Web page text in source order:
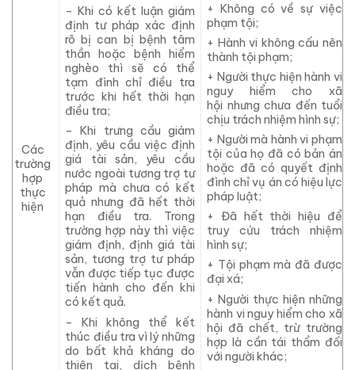
Các
trường
hợp
thực
hiện
– Khi có kết luận giám
định tư pháp xác định
rõ bị can bị bệnh tâm
thần hoặc bệnh hiểm
nghèo thì sẽ có thể
tạm đình chỉ điều tra
trước khi hết thời hạn
điều tra;
– Khi trưng cầu giám
định, yêu cầu việc định
giá tài sản, yêu cầu
nước ngoài tương trợ tư
pháp mà chưa có kết
quả nhưng đã hết thời
hạn điều tra. Trong
trường hợp này thì việc
giám định, định giá tài
sản, tương trợ tư pháp
vẫn được tiếp tục được
tiến hành cho đến khi
có kết quả.
– Khi không thể kết
thúc điều tra vì lý những
do bất khả kháng do
thiên tai, dịch bệnh
+ Không có về sự việc
phạm tội;
+ Hành vi không cấu nên
thành tội phạm;
+ Người thực hiện hành vi
nguy hiểm cho xã
hội nhưng chưa đến tuổi
chịu trách nhiệm hình sự;
+ Người mà hành vi phạm
tội của họ đã có bản án
hoặc đãcóquyết định
đình chỉ vụ án có hiệu lực
pháp luật;
+ Đã hết thời hiệu để
truy cứu trách nhiệm
hình sự;
+ Tội phạm mà đã được
đại xá;
+ Người thực hiện những
hành vi nguy hiểm cho xã
hội đã chết, trừ trường
hợp là cần tái thẩm đối
với người khác;